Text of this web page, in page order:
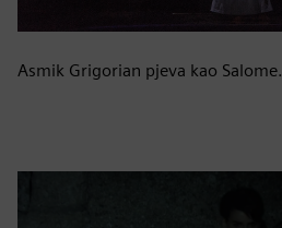
Asmik Grigorian pjeva kao Salome.